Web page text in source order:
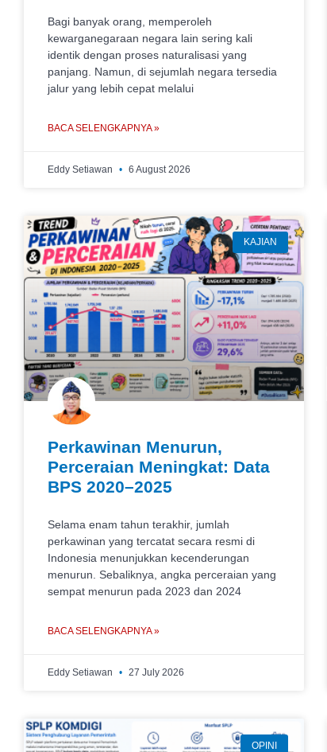
Bagi banyak orang, memperoleh
kewarganegaraan negara lain sering kali
identik dengan proses naturalisasi yang
panjang. Namun, di sejumlah negara tersedia
jalur yang lebih cepat melalui
BACA SELENGKAPNYA »
Eddy Setiawan 6 August 2026
KAJIAN
Perkawinan Menurun,
Perceraian Meningkat: Data
BPS 2020–2025
Selama enam tahun terakhir, jumlah
perkawinan yang tercatat secara resmi di
Indonesia menunjukkan kecenderungan
menurun. Sebaliknya, angka perceraian yang
sempat menurun pada 2023 dan 2024
BACA SELENGKAPNYA »
Eddy Setiawan 27 July 2026
OPINI